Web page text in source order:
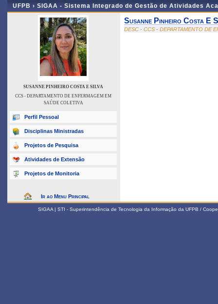
UFPB › SIGAA - Sistema Integrado de Gestão de Atividades
SUSANNE PINHEIRO COSTA E SILVA
CCS - DEPARTAMENTO DE ENFERMAGEM EM
SAÚDE COLETIVA
Perfil Pessoal
Disciplinas Ministradas
Projetos de Pesquisa
Atividades de Extensão
Projetos de Monitoria
Ir ao Menu Principal
Susanne Pinheiro Costa E
DESC - CCS - DEPARTAMENTO DE
SIGAA | STI - Superintendência de Tecnologia da Informação da UFPB /